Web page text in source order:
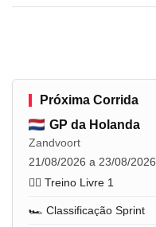
Próxima Corrida
GP da Holanda
Zandvoort
21/08/2026 a 23/08/2026
🏋️‍♂️ Treino Livre 1
🏎️ Classificação Sprint